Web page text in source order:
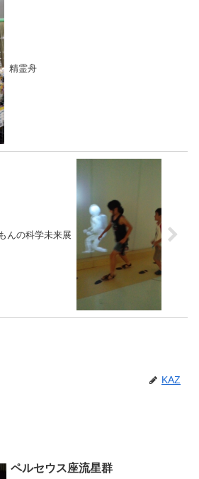
精霊舟
んの科学未来展
KAZ
ペルセウス座流星群